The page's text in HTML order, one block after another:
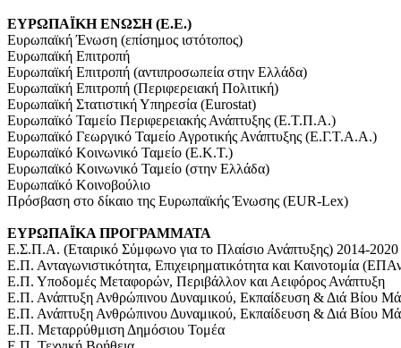
ΕΥΡΩΠΑЇΚΗ ΕΝΩΣΗ (Ε.Ε.)
Ευρωπαϊκή Ένωση (επίσημος ιστότοπος)
Ευρωπαϊκή Επιτροπή
Ευρωπαϊκή Επιτροπή (αντιπροσωπεία στην Ελλάδα)
Ευρωπαϊκή Επιτροπή (Περιφερειακή Πολιτική)
Ευρωπαϊκή Στατιστική Υπηρεσία (Eurostat)
Ευρωπαϊκό Ταμείο Περιφερειακής Ανάπτυξης (Ε.Τ.Π.Α.)
Ευρωπαϊκό Γεωργικό Ταμείο Αγροτικής Ανάπτυξης (Ε.Γ.Τ.Α.Α.)
Ευρωπαϊκό Κοινωνικό Ταμείο (Ε.Κ.Τ.)
Ευρωπαϊκό Κοινωνικό Ταμείο (στην Ελλάδα)
Ευρωπαϊκό Κοινοβούλιο
Πρόσβαση στο δίκαιο της Ευρωπαϊκής Ένωσης (EUR-Lex)
ΕΥΡΩΠΑЇΚΑ ΠΡΟΓΡΑΜΜΑΤΑ
Ε.Σ.Π.Α. (Εταιρικό Σύμφωνο για το Πλαίσιο Ανάπτυξης) 2014-2020
Ε.Π. Ανταγωνιστικότητα, Επιχειρηματικότητα και Καινοτομία
Ε.Π. Υποδομές Μεταφορών, Περιβάλλον και Αειφόρος Ανάπτυξη
Ε.Π. Ανάπτυξη Ανθρώπινου Δυναμικού, Εκπαίδευση & Διά Βίου
Ε.Π. Ανάπτυξη Ανθρώπινου Δυναμικού, Εκπαίδευση & Διά Βίου
Ε.Π. Μεταρρύθμιση Δημόσιου Τομέα